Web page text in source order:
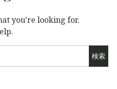
クション）
you’re looking for.